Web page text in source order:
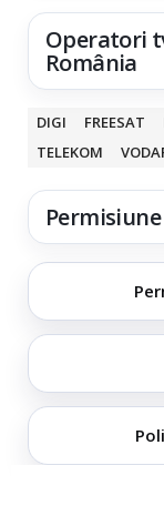
Operatori
România
DIGI FREESAT
TELEKOM